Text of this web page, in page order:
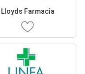
Lloyds Farmacia